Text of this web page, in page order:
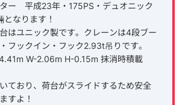
ー 平成23年・175PS・デュオニック
なります！
はユニック製です。クレーンは4段ブー
フックイン・フック2.93t吊りです。
W-2.06m H-0.15m 抹消時積載
ており、荷台がスライドするため安全
すよ！